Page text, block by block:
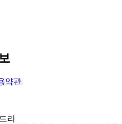
약관
리